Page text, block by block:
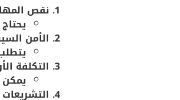
نقص
الأمن
التكلفة
يمكن
التشريعات